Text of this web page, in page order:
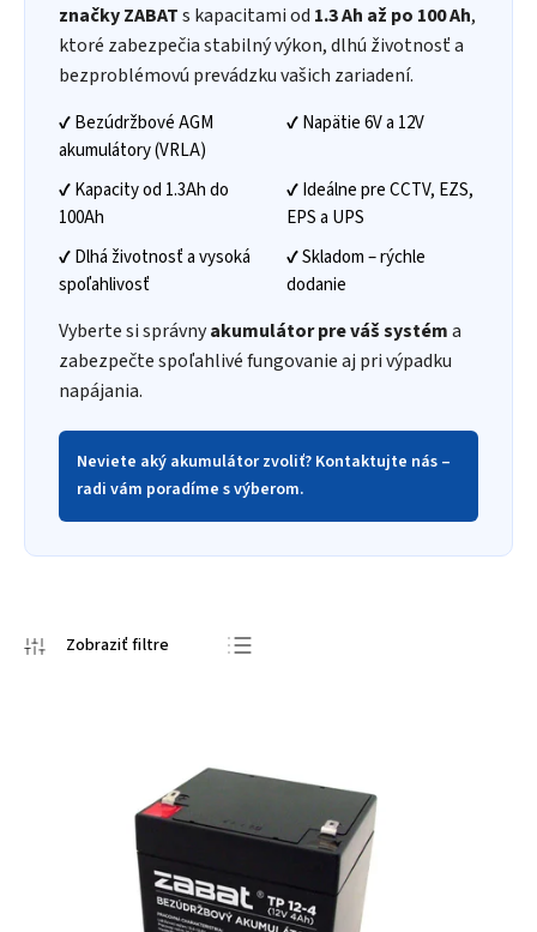
značky ZABATs kapacitami od 1.3 Ah až po 100 Ah,
ktoré zabezpečia stabilný výkon, dlhú životnosť a
bezproblémovú prevádzku vašich zariadení.
✔ Bezúdržbové AGM
akumulátory (VRLA)
✔ Napätie 6V a 12V
✔ Kapacity od 1.3Ah do
100Ah
✔ Ideálne pre CCTV, EZS,
EPS a UPS
✔ Dlhá životnosť a vysoká
spoľahlivosť
✔ Skladom – rýchle
dodanie
Vyberte si správnyakumulátor pre váš systéma
zabezpečte spoľahlivé fungovanie aj pri výpadku
napájania.
Neviete aký akumulátor zvoliť? Kontaktujte nás –
radi vám poradíme s výberom.
Najpredávanejšie
Abecedne